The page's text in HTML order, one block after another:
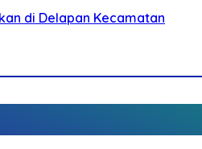
di Delapan Kecamatan